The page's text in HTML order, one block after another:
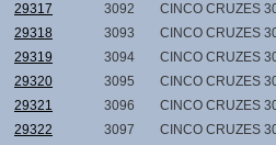
29317
3092
CINCO CRUZES
29318
3093
CINCO CRUZES
29319
3094
CINCO CRUZES
29320
3095
CINCO CRUZES
29321
3096
CINCO CRUZES
29322
3097
CINCO CRUZES